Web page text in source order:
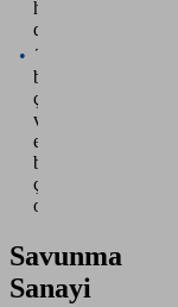
hedeflenmiş
destek
Tek
başına
çözüm
veya
entegre
bir
çözüm
olarak
Savunma
Sanayi